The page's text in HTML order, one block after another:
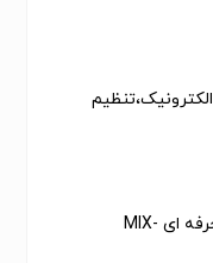
میکس و مسترینگ حرفه ای MIX-